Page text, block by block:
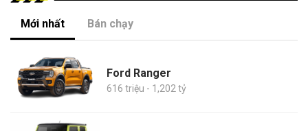
Mới nhất Bán chạy
Ford Ranger
616 triệu - 1,202 tỷ